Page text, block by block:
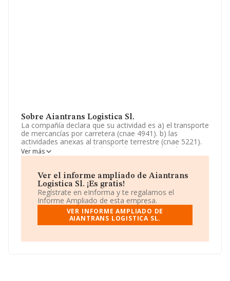
Sobre Aiantrans Logistica Sl.
La compañía declara que su actividad es a) el transporte
de mercancías por carretera (cnae 4941). b) las
actividades anexas al transporte terrestre (cnae 5221).
c) la compra, venta, el alquiler, la reparación, el
mantenimiento, la exportación y la importación de toda
componentes, accesorios y pi. La sociedad está
registrada como Sociedad Limitada. Su actividad CNAE
es 'Transporte de mercancías por carretera' con código
4941. La empresa no tiene actividad en mercados
exteriores.
El número de empleados se ha incrementado un 100% y
INFORMA, ha dispuesto de un número de empleados
Ver más
Ver el informe ampliado de Aiantrans
Logistica Sl. ¡Es gratis!
Regístrate en eInforma y te regalamos el
Informe Ampliado de esta empresa.
VER INFORME AMPLIADO DE
AIANTRANS LOGISTICA SL.